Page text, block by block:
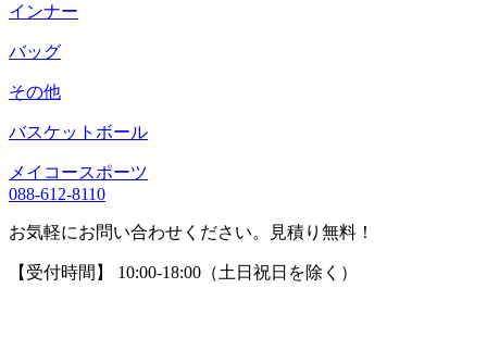
インナー
バッグ
その他
バスケットボール
メイコースポーツ
088-612-8110
お気軽にお問い合わせください。見積り無料！
【受付時間】 10:00-18:00（土日祝日を除く）